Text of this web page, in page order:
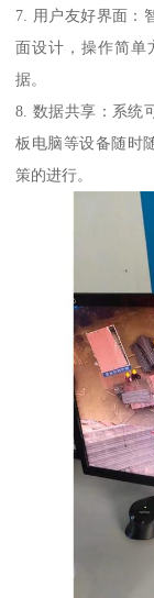
7. 用户友好界面：
面设计，操作简单
据。
8. 数据共享：系统
板电脑等设备随时
策的进行。